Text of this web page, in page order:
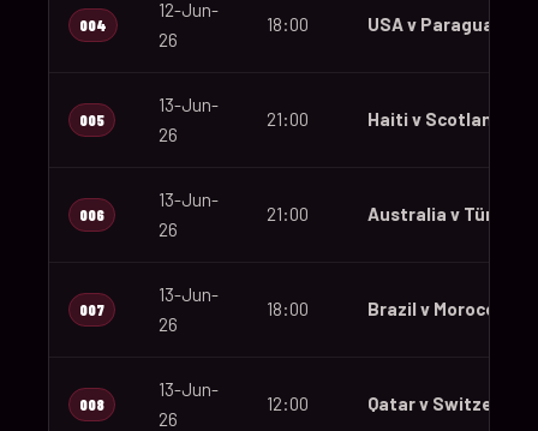
004
12-Jun-
26
18:00 USA v Paraguay
005
13-Jun-
26
21:00 Haiti v Scotland
006
13-Jun-
26
21:00 Australia v Türkiye
007
13-Jun-
26
18:00 Brazil v Morocco
008
13-Jun-
26
12:00 Qatar v Switzerland